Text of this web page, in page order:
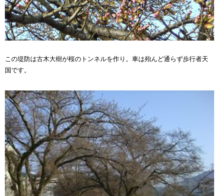
この堤防は古木大樹が桜のトンネルを作り。車は殆んど通らず歩行者天
国です。